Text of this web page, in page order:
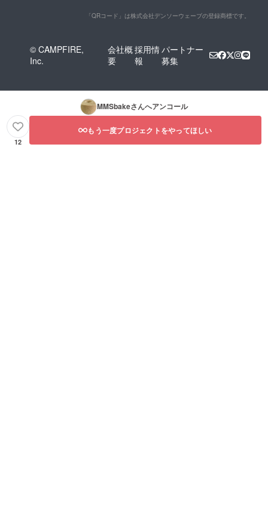
「QRコード」は株式会社デンソーウェーブの登録商標です。
© CAMPFIRE,
Inc.
会社概
要
採用情
報
パートナー
募集
MMSbakeさんへアンコール
12
もう一度プロジェクトをやってほしい